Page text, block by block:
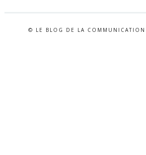
© LE BLOG DE LA COMMUNICATION